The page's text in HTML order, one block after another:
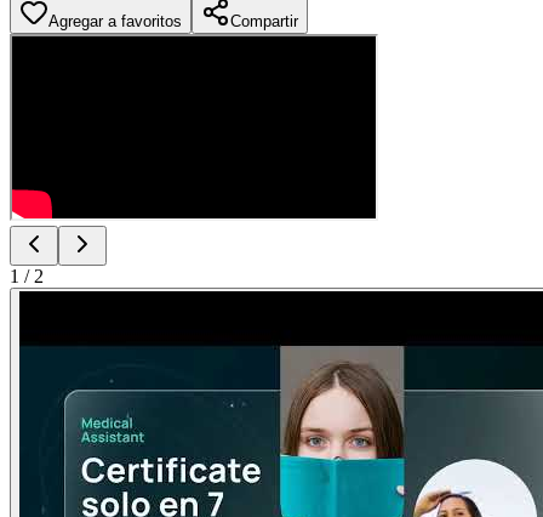
Agregar a favoritos Compartir
1 / 2